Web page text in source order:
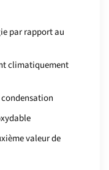
par rapport au
climatiquement
valeur de